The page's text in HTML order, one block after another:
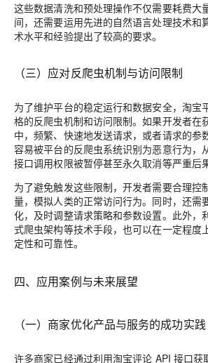
这些数据清洗和预处理操作不仅需要耗费大
间，还需要运用先进的自然语言处理技术和
术水平和经验提出了较高的要求。
（三）应对反爬虫机制与访问限制
为了维护平台的稳定运行和数据安全，淘宝
格的反爬虫机制和访问限制。如果开发者在
中，频繁、快速地发送请求，或者请求的参
容易被平台的反爬虫系统识别为恶意行为，
接口调用权限被暂停甚至永久取消等严重后果
为了避免触发这些限制，开发者需要合理控
量，模拟人类的正常访问行为。同时，还需
化，及时调整请求策略和参数设置。此外，
式爬虫架构等技术手段，也可以在一定程度
定性和可靠性。
四、应用案例与未来展望
（一）商家优化产品与服务的成功实践
许多商家已经通过利用淘宝评论 API 接口获